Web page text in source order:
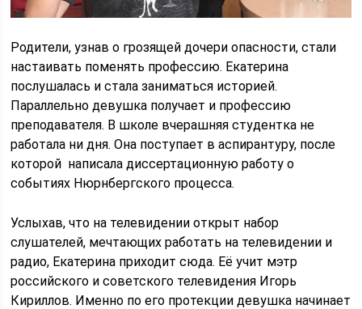
Родители, узнав о грозящей дочери опасности, стали
настаивать поменять профессию. Екатерина
послушалась и стала заниматься историей.
Параллельно девушка получает и профессию
преподавателя. В школе вчерашняя студентка не
работала ни дня. Она поступает в аспирантуру, после
которой написала диссертационную работу о
событиях Нюрнбергского процесса.
Услыхав, что на телевидении открыт набор
слушателей, мечтающих работать на телевидении и
радио, Екатерина приходит сюда. Её учит мэтр
российского и советского телевидения Игорь
Кириллов. Именно по его протекции девушка начинает